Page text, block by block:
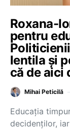
Roxana-
pentru
lentila și
că de aici
Mihai Peticilă
Educația
decidenților,